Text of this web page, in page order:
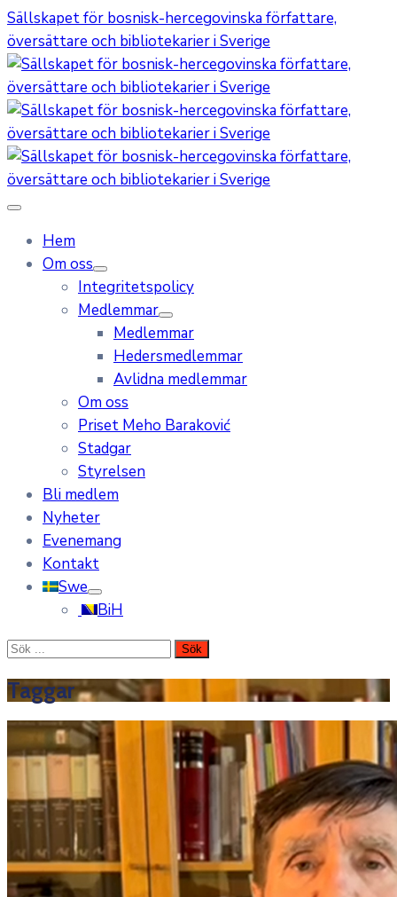
Sällskapet för bosnisk-hercegovinska författare,
översättare och bibliotekarier i Sverige
Hem
Om oss
Integritetspolicy
Medlemmar
Medlemmar
Hedersmedlemmar
Avlidna medlemmar
Om oss
Priset Meho Baraković
Stadgar
Styrelsen
Bli medlem
Nyheter
Evenemang
Kontakt
Swe
BiH
Taggar